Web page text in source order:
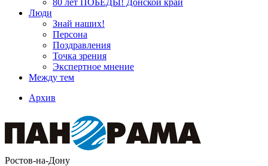
80 лет ПОБЕДЫ! Донской край
Люди
Знай наших!
Персона
Поздравления
Точка зрения
Экспертное мнение
Между тем
Архив
Ростов-на-Дону